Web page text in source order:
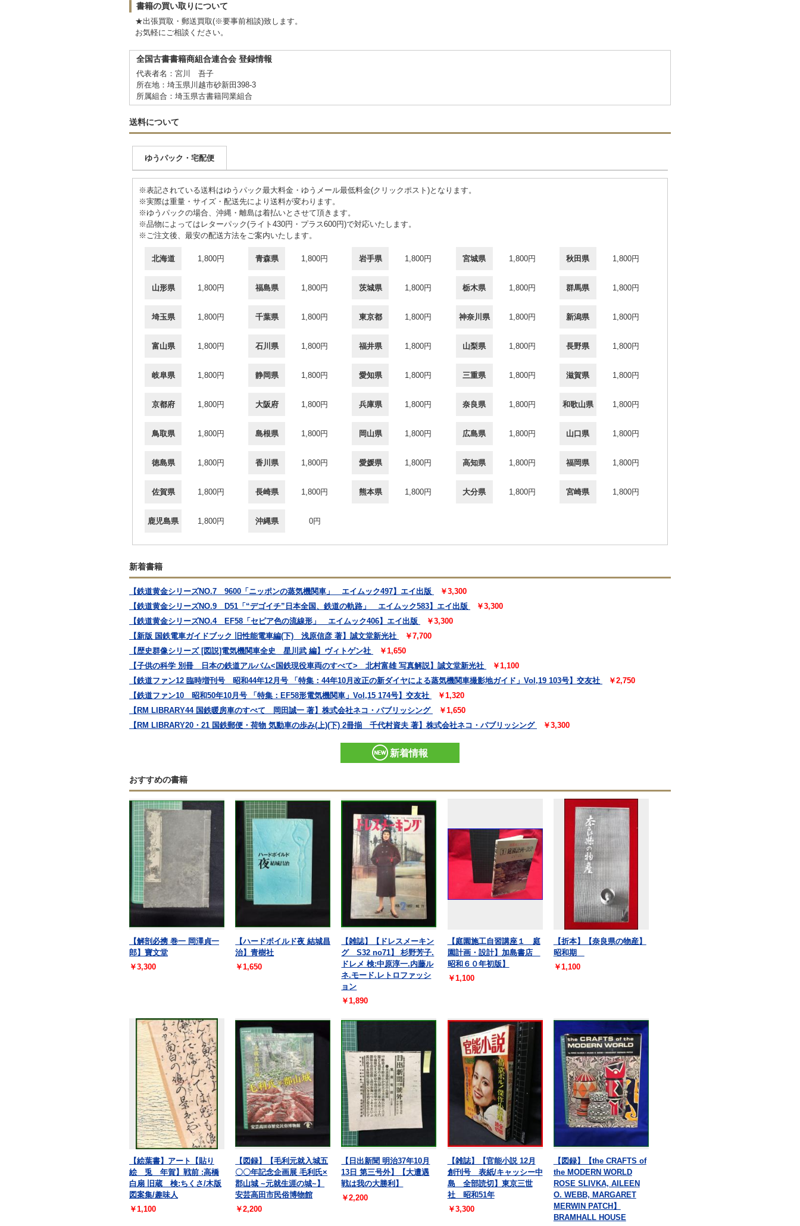
書籍の買い取りについて
★出張買取・郵送買取(※要事前相談)致します。
お気軽にご相談ください。
全国古書書籍商組合連合会 登録情報
代表者名：宮川 吾子
所在地：埼玉県川越市砂新田398-3
所属組合：埼玉県古書籍同業組合
送料について
ゆうパック・宅配便
※表記されている送料はゆうパック最大料金・ゆうメール最低料金(クリックポスト)となります。
※実際は重量・サイズ・配送先により送料が変わります。
※ゆうパックの場合、沖縄・離島は着払いとさせて頂きます。
※品物によってはレターパック(ライト430円・プラス600円)で対応いたします。
※ご注文後、最安の配送方法をご案内いたします。
北海道 1,800円 青森県 1,800円 岩手県 1,800円 宮城県 1,800円 秋田県 1,800円
山形県 1,800円 福島県 1,800円 茨城県 1,800円 栃木県 1,800円 群馬県 1,800円
埼玉県 1,800円 千葉県 1,800円 東京都 1,800円 神奈川県 1,800円 新潟県 1,800円
富山県 1,800円 石川県 1,800円 福井県 1,800円 山梨県 1,800円 長野県 1,800円
岐阜県 1,800円 静岡県 1,800円 愛知県 1,800円 三重県 1,800円 滋賀県 1,800円
京都府 1,800円 大阪府 1,800円 兵庫県 1,800円 奈良県 1,800円 和歌山県 1,800円
鳥取県 1,800円 島根県 1,800円 岡山県 1,800円 広島県 1,800円 山口県 1,800円
徳島県 1,800円 香川県 1,800円 愛媛県 1,800円 高知県 1,800円 福岡県 1,800円
佐賀県 1,800円 長崎県 1,800円 熊本県 1,800円 大分県 1,800円 宮崎県 1,800円
鹿児島県 1,800円 沖縄県 0円
新着書籍
【鉄道黄金シリーズNO.7 9600「ニッポンの蒸気機関車」 エイムック497】エイ出版
￥3,300
【鉄道黄金シリーズNO.9 D51「“デゴイチ”日本全国、鉄道の軌路」 エイムック583】エイ出版
￥3,300
【鉄道黄金シリーズNO.4 EF58「セピア色の流線形」 エイムック406】エイ出版
￥3,300
【新版 国鉄電車ガイドブック 旧性能電車編(下) 浅原信彦 著】誠文堂新光社
￥7,700
【歴史群像シリーズ [図説]電気機関車全史 星川武 編】ヴィトゲン社
￥1,650
【子供の科学 別冊 日本の鉄道アルバム<国鉄現役車両のすべて> 北村富雄 写真解説】誠文堂新光社
￥1,100
【鉄道ファン12 臨時増刊号 昭和44年12月号 「特集：44年10月改正の新ダイヤによる蒸気機関車撮影地ガイド」Vol,19 103号】交友社
￥2,750
【鉄道ファン10 昭和50年10月号 「特集：EF58形電気機関車」Vol,15 174号】交友社
￥1,320
【RM LIBRARY44 国鉄暖房車のすべて 岡田誠一 著】株式会社ネコ・パブリッシング
￥1,650
【RM LIBRARY20・21 国鉄郵便・荷物 気動車の歩み(上)(下) 2冊揃 千代村資夫 著】株式会社ネコ・パブリッシング
￥3,300
新着情報
おすすめの書籍
【解剖必携 巻一 岡澤貞一
郎】寶文堂
￥3,300
【ハードボイルド夜 結城昌
治】青樹社
￥1,650
【雑誌】【ドレスメーキン
グ S32 no71】 杉野芳子.
ドレメ 検:中原淳一.内藤ル
ネ.モード.レトロファッシ
ョン
￥1,890
【庭園施工自習講座１ 庭
園計画・設計】加島書店
昭和６０年初版】
￥1,100
【折本】【奈良県の物産】
昭和期
￥1,100
【絵葉書】アート【貼り
絵 兎 年賀】戦前 :高橋
白扇 旧蔵 検:ちくさ/木版
図案集/趣味人
￥1,100
【図録】【毛利元就入城五
〇〇年記念企画展 毛利氏×
郡山城 ~元就生涯の城~】
安芸高田市民俗博物館
￥2,200
【日出新聞 明治37年10月
13日 第三号外】【大遭遇
戦は我の大勝利】
￥2,200
【雑誌】【官能小説 12月
創刊号 表紙/キャッシー中
島 全部読切】東京三世
社 昭和51年
￥3,300
【図録】【the CRAFTS of
the MODERN WORLD
ROSE SLIVKA, AILEEN
O. WEBB, MARGARET
MERWIN PATCH】
BRAMHALL HOUSE